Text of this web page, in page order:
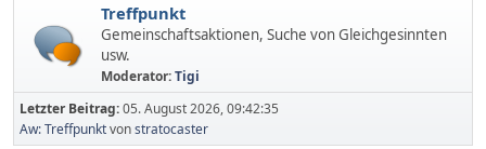
Treffpunkt
Gemeinschaftsaktionen, Suche von Gleichgesinnten
usw.
Moderator:Tigi
Letzter Beitrag:05. August 2026, 09:42:35
Aw: Treffpunktvonstratocaster